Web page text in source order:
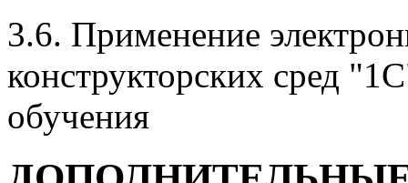
3.6. Применение
конструкторских сред
обучения